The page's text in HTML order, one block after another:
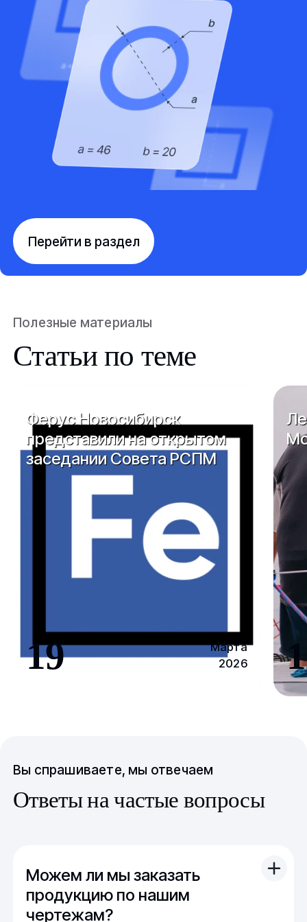
Перейти в раздел
Полезные материалы
Статьи по теме
Ферус Новосибирск
представили на открытом
заседании Совета РСПМ
19
Марта
2026
Вы спрашиваете, мы отвечаем
Ответы на частые вопросы
Можем ли мы заказать
продукцию по нашим
чертежам?